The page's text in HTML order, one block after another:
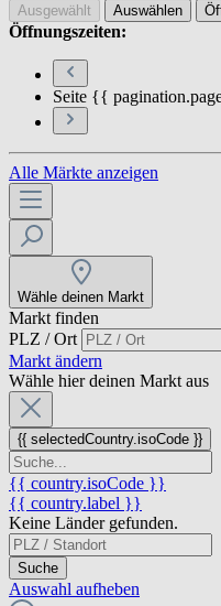
Ausgewählt Auswählen
Öffnungszeiten:
Seite {{
Alle Märkte anzeigen
Wähle deinen Markt
Markt finden
PLZ / Ort
Markt ändern
Wähle hier deinen Markt aus
{{ selectedCountry.isoCode }}
{{ country.isoCode }}
{{ country.label }}
Keine Länder gefunden.
Suche
Auswahl aufheben